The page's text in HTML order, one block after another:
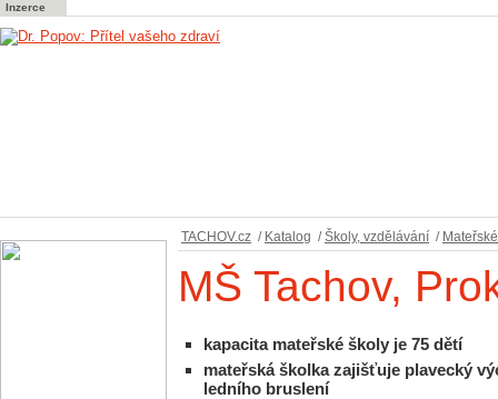
Inzerce
TACHOV.cz / Katalog / Školy, vzdělávání /
MŠ Tachov,
kapacita mateřské školy je 75 dětí
mateřská školka zajišťuje plavecký
ledního bruslení